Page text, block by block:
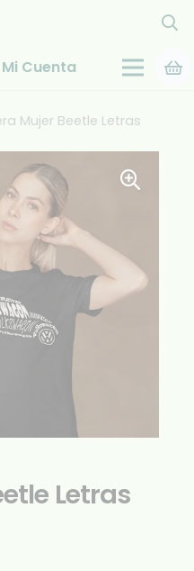
Mi Cuenta
Mujer Beetle Letras
Letras